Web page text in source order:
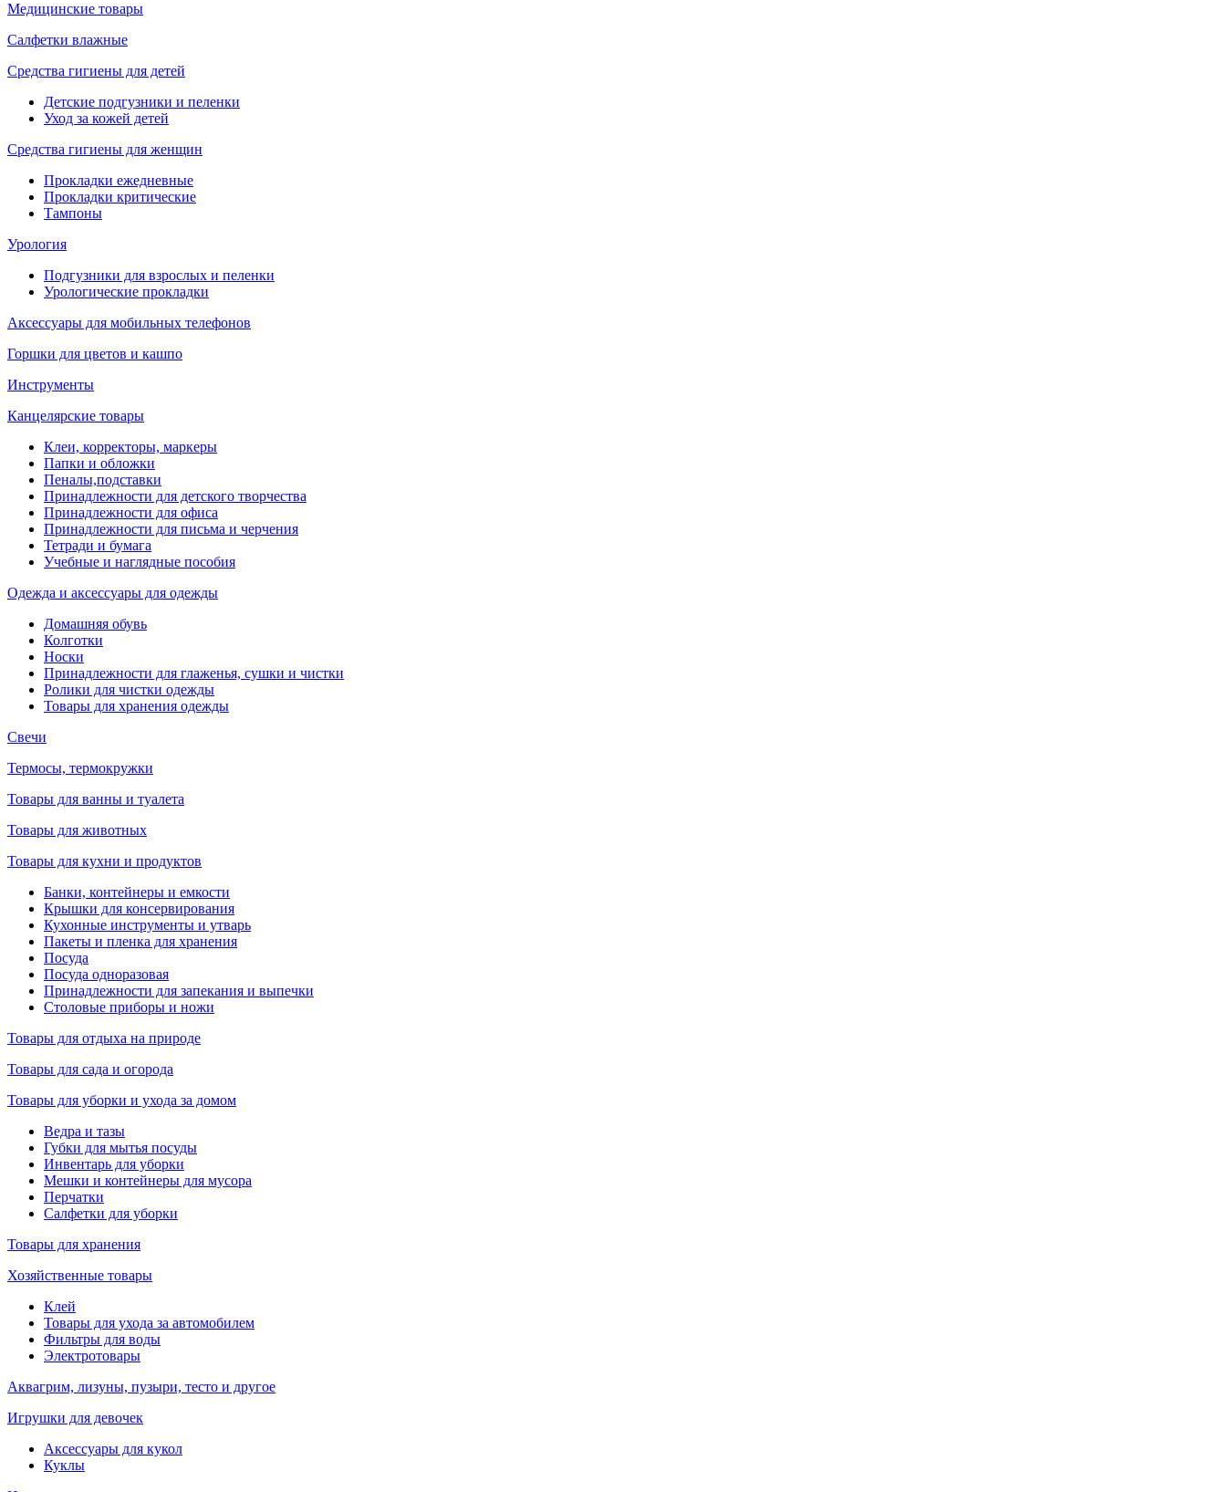
Медицинские товары
Салфетки влажные
Средства гигиены для детей
Детские подгузники и пеленки
Уход за кожей детей
Средства гигиены для женщин
Прокладки ежедневные
Прокладки критические
Тампоны
Урология
Подгузники для взрослых и пеленки
Урологические прокладки
Аксессуары для мобильных телефонов
Горшки для цветов и кашпо
Инструменты
Канцелярские товары
Клеи, корректоры, маркеры
Папки и обложки
Пеналы,подставки
Принадлежности для детского творчества
Принадлежности для офиса
Принадлежности для письма и черчения
Тетради и бумага
Учебные и наглядные пособия
Одежда и аксессуары для одежды
Домашняя обувь
Колготки
Носки
Принадлежности для глаженья, сушки и чистки
Ролики для чистки одежды
Товары для хранения одежды
Свечи
Термосы, термокружки
Товары для ванны и туалета
Товары для животных
Товары для кухни и продуктов
Банки, контейнеры и емкости
Крышки для консервирования
Кухонные инструменты и утварь
Пакеты и пленка для хранения
Посуда
Посуда одноразовая
Принадлежности для запекания и выпечки
Столовые приборы и ножи
Товары для отдыха на природе
Товары для сада и огорода
Товары для уборки и ухода за домом
Ведра и тазы
Губки для мытья посуды
Инвентарь для уборки
Мешки и контейнеры для мусора
Перчатки
Салфетки для уборки
Товары для хранения
Хозяйственные товары
Клей
Товары для ухода за автомобилем
Фильтры для воды
Электротовары
Аквагрим, лизуны, пузыри, тесто и другое
Игрушки для девочек
Аксессуары для кукол
Куклы